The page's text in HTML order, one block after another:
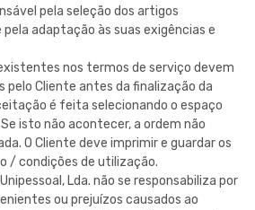
pela seleção dos artigos
adaptação às suas exigências e
nos termos de serviço devem
pelo Cliente antes da finalização da
é feita selecionando o espaço
isto não acontecer, a ordem não
O Cliente deve imprimir e guardar os
/ condições de utilização.
Lda. não se responsabiliza por
ou prejuízos causados ao